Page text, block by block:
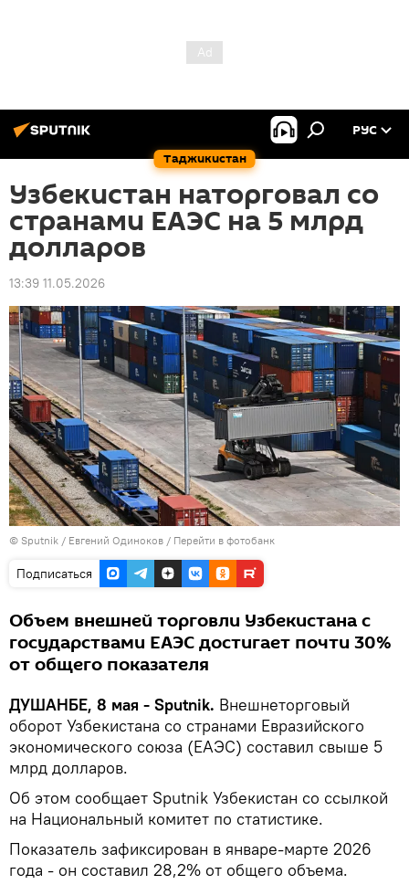
Таджикистан
РУС
Узбекистан наторговал со
странами ЕАЭС на 5 млрд
долларов
13:39 11.05.2026
© Sputnik / Евгений Одиноков / Перейти в фотобанк
Подписаться
Объем внешней торговли Узбекистана с
государствами ЕАЭС достигает почти 30%
от общего показателя
ДУШАНБЕ, 8 мая - Sputnik. Внешнеторговый
оборот Узбекистана со странами Евразийского
экономического союза (ЕАЭС) составил свыше 5
млрд долларов.
Об этом сообщает Sputnik Узбекистан со ссылкой
на Национальный комитет по статистике.
Показатель зафиксирован в январе-марте 2026
года - он составил 28,2% от общего объема.